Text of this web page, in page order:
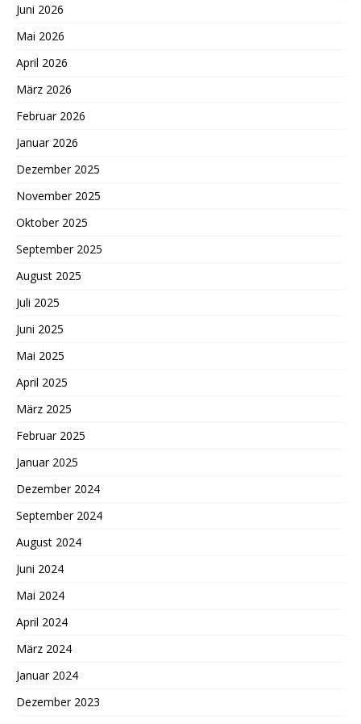
Juni 2026
Mai 2026
April 2026
März 2026
Februar 2026
Januar 2026
Dezember 2025
November 2025
Oktober 2025
September 2025
August 2025
Juli 2025
Juni 2025
Mai 2025
April 2025
März 2025
Februar 2025
Januar 2025
Dezember 2024
September 2024
August 2024
Juni 2024
Mai 2024
April 2024
März 2024
Januar 2024
Dezember 2023